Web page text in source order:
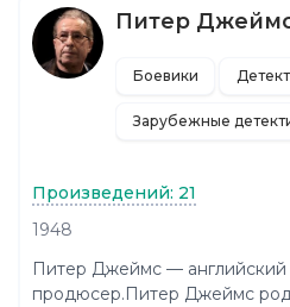
Питер
Боевики
Зарубежные
Произведений: 21
1948
Питер Джеймс — английский
продюсер.Питер Джеймс